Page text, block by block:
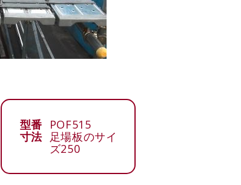
型番
POF515
寸法 足場板のサイ
ズ250